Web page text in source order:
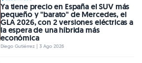
Ya tiene precio en España el SUV más
pequeño y "barato" de Mercedes, el
GLA 2026, con 2 versiones eléctricas a
la espera de una híbrida más
económica
Diego Gutiérrez | 3 Ago 2026